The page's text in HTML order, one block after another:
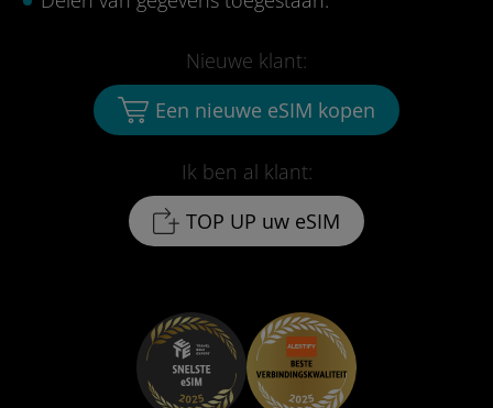
Ik ben al klant:
TOP UP uw eSIM
Nieuwe klant:
Een nieuwe eSIM kopen